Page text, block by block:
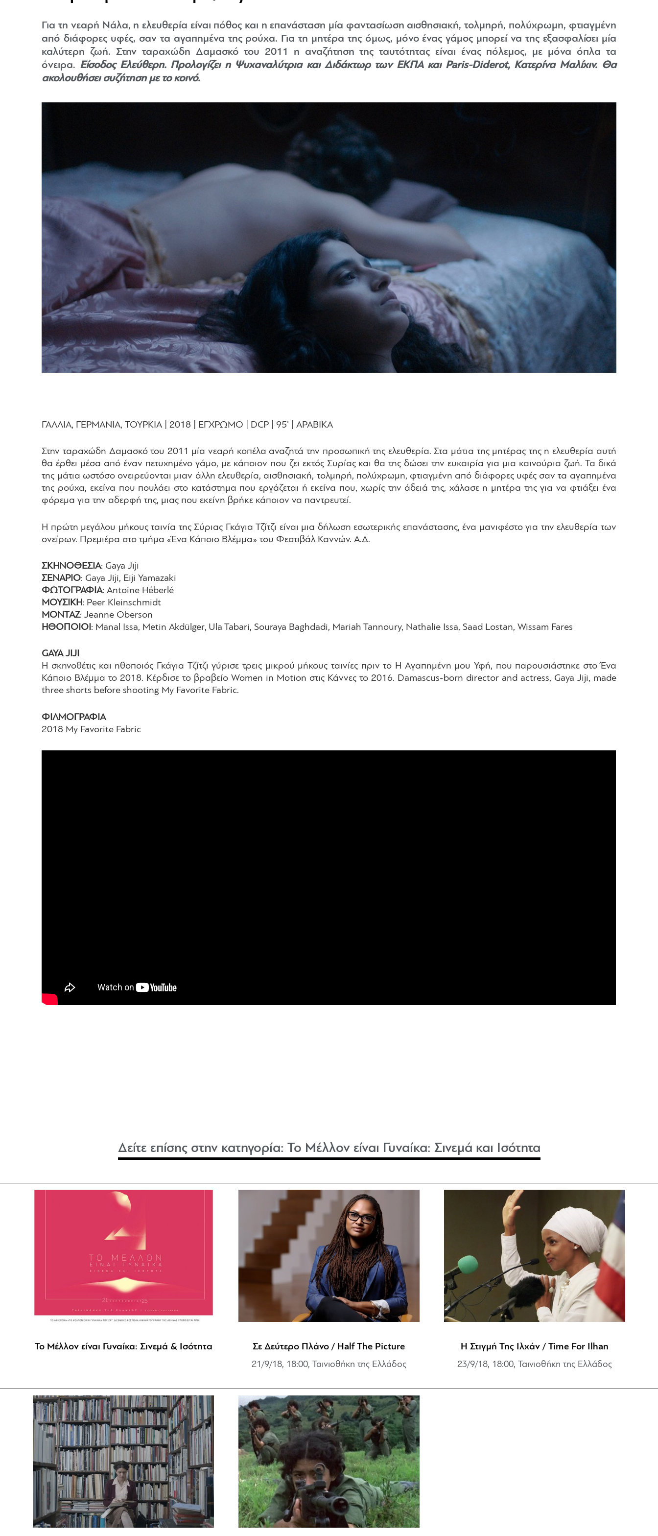
Για τη νεαρή Νάλα, η ελευθερία είναι πόθος και η επανάσταση μία φαντασίωση αισθησιακή, τολμηρή, πολύχρωμη, φτιαγμένη
από διάφορες υφές, σαν τα αγαπημένα της ρούχα. Για τη μητέρα της όμως, μόνο ένας γάμος μπορεί να της εξασφαλίσει μία
καλύτερη ζωή. Στην ταραχώδη Δαμασκό του 2011 η αναζήτηση της ταυτότητας είναι ένας πόλεμος, με μόνα όπλα τα
όνειρα. Είσοδος Ελεύθερη. Προλογίζει η Ψυχαναλύτρια και Διδάκτωρ των ΕΚΠΑ και Paris-Diderot, Κατερίνα Μαλίχιν. Θα
ακολουθήσει συζήτηση με το κοινό.
ΓΑΛΛΙΑ, ΓΕΡΜΑΝΙΑ, ΤΟΥΡΚΙΑ | 2018 | ΕΓΧΡΩΜΟ | DCP | 95' | ΑΡΑΒΙΚΑ
Στην ταραχώδη Δαμασκό του 2011 μία νεαρή κοπέλα αναζητά την προσωπική της ελευθερία. Στα μάτια της μητέρας της η ελευθερία αυτή
θα έρθει μέσα από έναν πετυχημένο γάμο, με κάποιον που ζει εκτός Συρίας και θα της δώσει την ευκαιρία για μια καινούρια ζωή. Τα δικά
της μάτια ωστόσο ονειρεύονται μιαν άλλη ελευθερία, αισθησιακή, τολμηρή, πολύχρωμη, φτιαγμένη από διάφορες υφές σαν τα αγαπημένα
της ρούχα, εκείνα που πουλάει στο κατάστημα που εργάζεται ή εκείνα που, χωρίς την άδειά της, χάλασε η μητέρα της για να φτιάξει ένα
φόρεμα για την αδερφή της, μιας που εκείνη βρήκε κάποιον να παντρευτεί.
Η πρώτη μεγάλου μήκους ταινία της Σύριας Γκάγια Τζίτζι είναι μια δήλωση εσωτερικής επανάστασης, ένα μανιφέστο για την ελευθερία των
ονείρων. Πρεμιέρα στο τμήμα «Ένα Κάποιο Βλέμμα» του Φεστιβάλ Καννών. Α.Δ.
ΣΚΗΝΟΘΕΣΙΑ: Gaya Jiji
ΣΕΝΑΡΙΟ: Gaya Jiji, Eiji Yamazaki
ΦΩΤΟΓΡΑΦΙΑ: Antoine Héberlé
ΜΟΥΣΙΚΗ: Peer Kleinschmidt
ΜΟΝΤΑΖ: Jeanne Oberson
ΗΘΟΠΟΙΟΙ: Manal Issa, Metin Akdülger, Ula Tabari, Souraya Baghdadi, Mariah Tannoury, Nathalie Issa, Saad Lostan, Wissam Fares
GAYA JIJI
Η σκηνοθέτις και ηθοποιός Γκάγια Τζίτζι γύρισε τρεις μικρού μήκους ταινίες πριν το Η Aγαπημένη μου Υφή, που παρουσιάστηκε στο Ένα
Κάποιο Βλέμμα το 2018. Κέρδισε το βραβείο Women in Motion στις Κάννες το 2016. Damascus-born director and actress, Gaya Jiji, made
three shorts before shooting My Favorite Fabric.
ΦΙΛΜΟΓΡΑΦΙΑ
2018 My Favorite Fabric
Δείτε επίσης στην κατηγορία: Το Μέλλον είναι Γυναίκα: Σινεμά και Ισότητα
Το Μέλλον είναι Γυναίκα: Σινεμά & Ισότητα Σε Δεύτερο Πλάνο / Half The Picture
21/9/18, 18:00, Ταινιοθήκη της Ελλάδος
Η Στιγμή Της Ιλχάν / Time For Ilhan
23/9/18, 18:00, Ταινιοθήκη της Ελλάδος